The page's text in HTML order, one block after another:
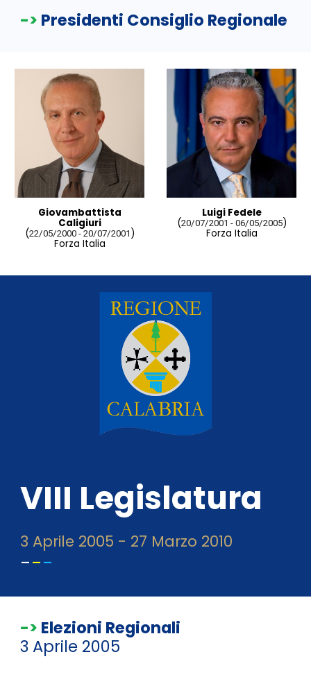
-> Presidenti Consiglio Regionale
Giovambattista
Caligiuri
(22/05/2000 - 20/07/2001 )
Forza Italia
Luigi Fedele
(20/07/2001 - 06/05/2005)
Forza Italia
VIII Legislatura
3 Aprile 2005 - 27 Marzo 2010
---
-> Elezioni Regionali
3 Aprile 2005